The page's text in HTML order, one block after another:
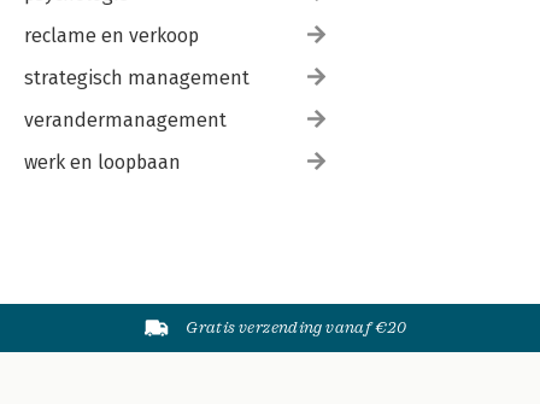
reclame en verkoop
strategisch management
verandermanagement
werk en loopbaan
Gratis verzending vanaf €20